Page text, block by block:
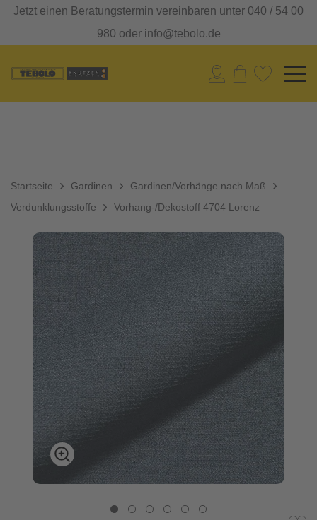
Jetzt einen Beratungstermin vereinbaren unter 040 / 54 00
980 oder info@tebolo.de
Startseite Gardinen
Gardinen/Vorhänge nach Maß
Verdunklungsstoffe
Vorhang-/Dekostoff 4704 Lorenz